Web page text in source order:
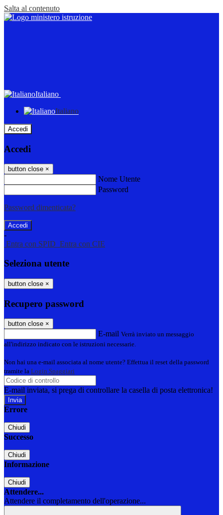
Salta al contenuto
Italiano
Italiano
Accedi
Accedi
button close ×
Nome Utente
Password
Password dimenticata?
-
Entra con SPID Entra con CIE
Seleziona utente
button close ×
Recupero password
button close ×
E-mail Verrà inviato un messaggio
all'indirizzo indicato con le istruzioni necessarie.
Non hai una e-mail associata al nome utente? Effettua il reset della password
tramite la Login Spaggiari
E-mail inviata, si prega di controllare la casella di posta elettronica!
Errore
Chiudi
Successo
Chiudi
Informazione
Chiudi
Attendere...
Attendere il completamento dell'operazione...